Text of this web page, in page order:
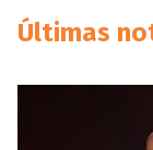
Últimas